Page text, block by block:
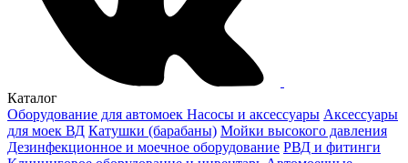
Каталог
Оборудование для автомоек Насосы и аксессуары Аксессуары
для моек ВД Катушки (барабаны) Мойки высокого давления
Дезинфекционное и моечное оборудование РВД и фитинги